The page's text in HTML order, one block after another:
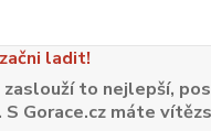
ladit!
to nejlepší,
Gorace.cz máte